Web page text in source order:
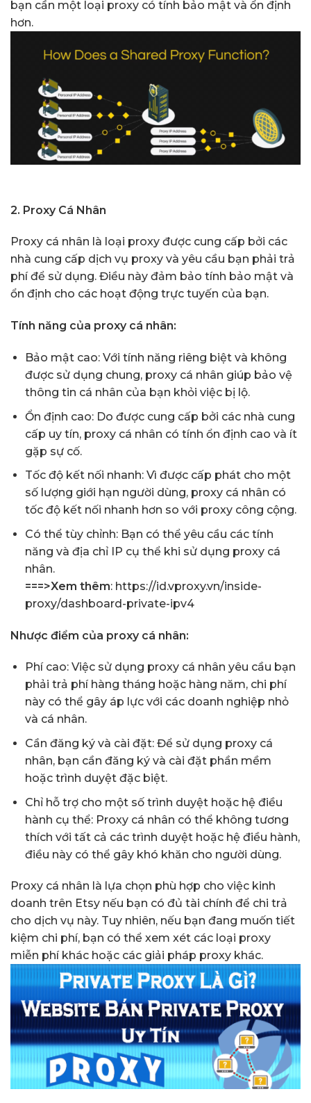
bạn cần một loại proxy có tính bảo mật và ổn định
hơn.
2. Proxy Cá Nhân
Proxy cá nhân là loại proxy được cung cấp bởi các
nhà cung cấp dịch vụ proxy và yêu cầu bạn phải trả
phí để sử dụng. Điều này đảm bảo tính bảo mật và
ổn định cho các hoạt động trực tuyến của bạn.
Tính năng của proxy cá nhân:
Bảo mật cao: Với tính năng riêng biệt và không
được sử dụng chung, proxy cá nhân giúp bảo vệ
thông tin cá nhân của bạn khỏi việc bị lộ.
Ổn định cao: Do được cung cấp bởi các nhà cung
cấp uy tín, proxy cá nhân có tính ổn định cao và ít
gặp sự cố.
Tốc độ kết nối nhanh: Vì được cấp phát cho một
số lượng giới hạn người dùng, proxy cá nhân có
tốc độ kết nối nhanh hơn so với proxy công cộng.
Có thể tùy chỉnh: Bạn có thể yêu cầu các tính
năng và địa chỉ IP cụ thể khi sử dụng proxy cá
nhân.
===>Xem thêm: https://id.vproxy.vn/inside-
proxy/dashboard-private-ipv4
Nhược điểm của proxy cá nhân:
Phí cao: Việc sử dụng proxy cá nhân yêu cầu bạn
phải trả phí hàng tháng hoặc hàng năm, chi phí
này có thể gây áp lực với các doanh nghiệp nhỏ
và cá nhân.
Cần đăng ký và cài đặt: Để sử dụng proxy cá
nhân, bạn cần đăng ký và cài đặt phần mềm
hoặc trình duyệt đặc biệt.
Chỉ hỗ trợ cho một số trình duyệt hoặc hệ điều
hành cụ thể: Proxy cá nhân có thể không tương
thích với tất cả các trình duyệt hoặc hệ điều hành,
điều này có thể gây khó khăn cho người dùng.
Proxy cá nhân là lựa chọn phù hợp cho việc kinh
doanh trên Etsy nếu bạn có đủ tài chính để chi trả
cho dịch vụ này. Tuy nhiên, nếu bạn đang muốn tiết
kiệm chi phí, bạn có thể xem xét các loại proxy
miễn phí khác hoặc các giải pháp proxy khác.